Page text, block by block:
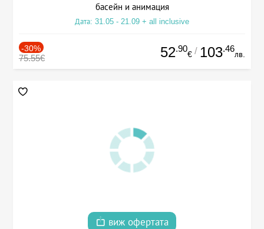
басейн и анимация
Дата: 31.05 - 21.09 + all inclusive
-30%
75.55€ 52.90
€ / 103.46
лв.
виж офертата